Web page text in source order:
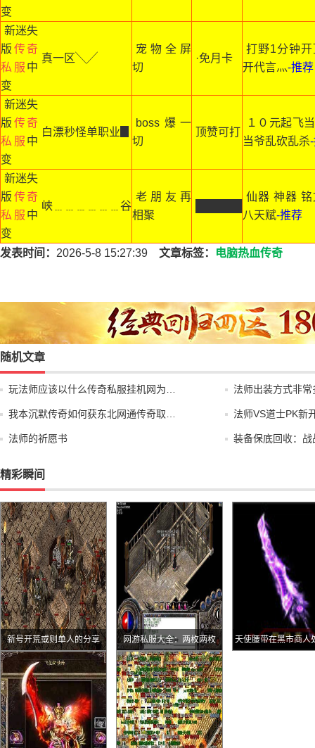
变
新迷失
版 传奇
私服 中
变
真一区╲╱
宠物全屏
切
·免月卡
打野1分钟
开代言灬-推荐
新迷失
版 传奇
私服 中
变
白漂秒怪单职业▊
boss爆一
切
顶赞可打
１０元起飞
当爷乱砍乱杀
新迷失
版 传奇
私服 中
变
峡﹍﹍﹍﹍﹍﹍谷
老朋友再
相聚
仙器 神器
八天赋-推荐
发表时间： 2026-5-8 15:27:39 文章标签： 电脑热血传奇
随机文章
玩法师应该以什么传奇私服挂机网为… 法师出装方式非常
我本沉默传奇如何获东北网通传奇取… 法师VS道士PK新
法师的祈愿书 装备保底回收：
精彩瞬间
新号开荒或则单人的分享 网游私服大全：两枚两枚 天使腰带在黑市商人